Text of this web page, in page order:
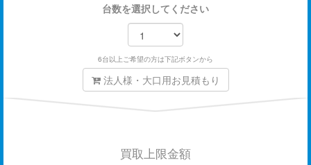
台数を選択してください
6台以上ご希望の方は下記ボタンから
法人様・大口用お見積もり
買取上限金額